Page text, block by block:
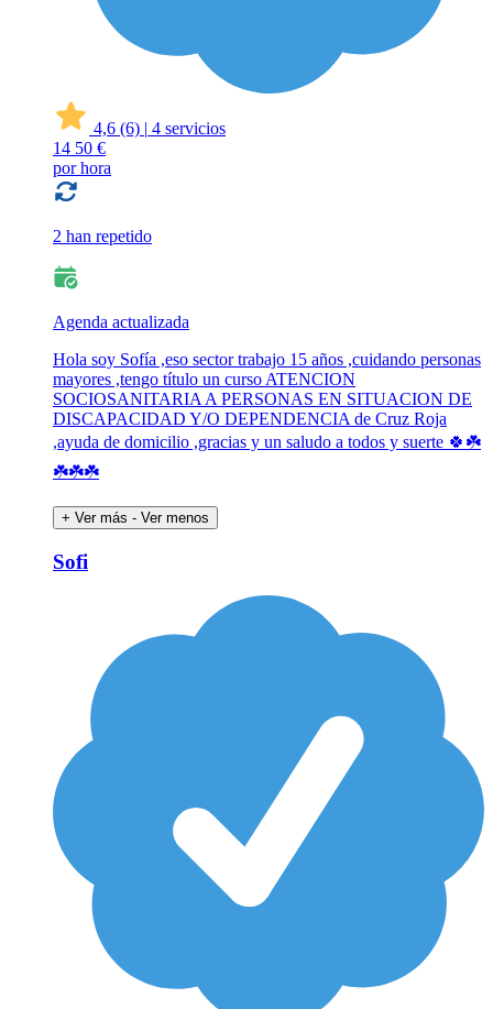
4,6 (6) | 4 servicios
14 50 €
por hora
2 han repetido
Agenda actualizada
Hola soy Sofía ,eso sector trabajo 15 años ,cuidando personas
mayores ,tengo título un curso ATENCION
SOCIOSANITARIA A PERSONAS EN SITUACION DE
DISCAPACIDAD Y/O DEPENDENCIA de Cruz Roja
,ayuda de domicilio ,gracias y un saludo a todos y suerte 🍀☘️
☘️☘️☘️
+ Ver más - Ver menos
Sofi